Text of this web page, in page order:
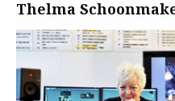
Thelma